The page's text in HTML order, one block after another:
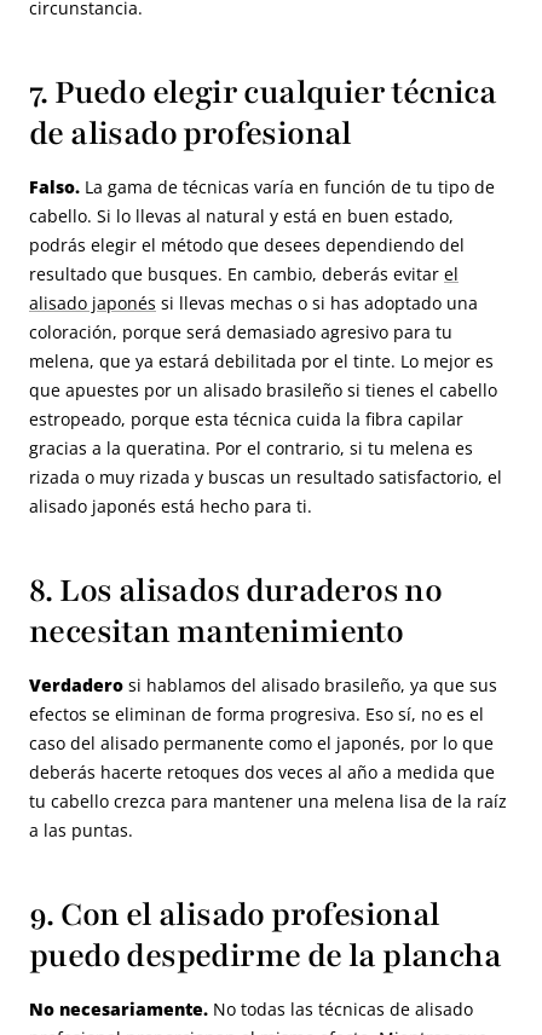
circunstancia.
7. Puedo elegir cualquier técnica
de alisado profesional
Falso. La gama de técnicas varía en función de tu tipo de
cabello. Si lo llevas al natural y está en buen estado,
podrás elegir el método que desees dependiendo del
resultado que busques. En cambio, deberás evitar el
alisado japonés si llevas mechas o si has adoptado una
coloración, porque será demasiado agresivo para tu
melena, que ya estará debilitada por el tinte. Lo mejor es
que apuestes por un alisado brasileño si tienes el cabello
estropeado, porque esta técnica cuida la fibra capilar
gracias a la queratina. Por el contrario, si tu melena es
rizada o muy rizada y buscas un resultado satisfactorio, el
alisado japonés está hecho para ti.
8. Los alisados duraderos no
necesitan mantenimiento
Verdadero si hablamos del alisado brasileño, ya que sus
efectos se eliminan de forma progresiva. Eso sí, no es el
caso del alisado permanente como el japonés, por lo que
deberás hacerte retoques dos veces al año a medida que
tu cabello crezca para mantener una melena lisa de la raíz
a las puntas.
9. Con el alisado profesional
puedo despedirme de la plancha
No necesariamente. No todas las técnicas de alisado